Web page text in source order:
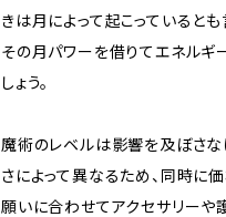
きは月によって起こっているとも
その月パワーを借りてエネルギ
しょう。
魔術のレベルは影響を及ぼさ
さによって異なるため、同時に
願いに合わせてアクセサリーや